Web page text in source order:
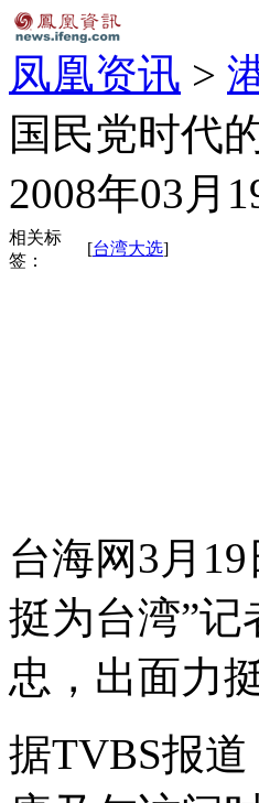
凤凰资讯 >
国民党时代
2008年03月
相关标
签：
[台湾大选]
台海网3月
挺为台湾”记
忠，出面力
据TVBS报